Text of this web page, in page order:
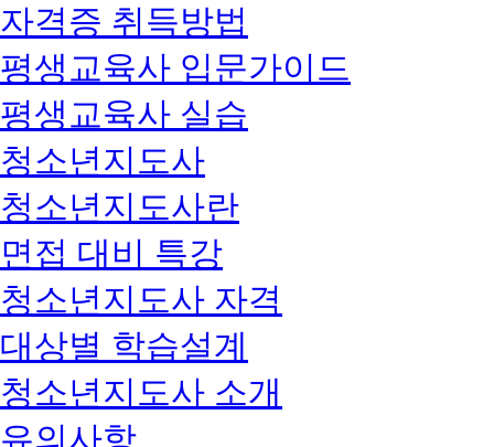
자격증 취득방법
평생교육사 입문가이드
평생교육사 실습
청소년지도사
청소년지도사란
면접 대비 특강
청소년지도사 자격
대상별 학습설계
청소년지도사 소개
유의사항